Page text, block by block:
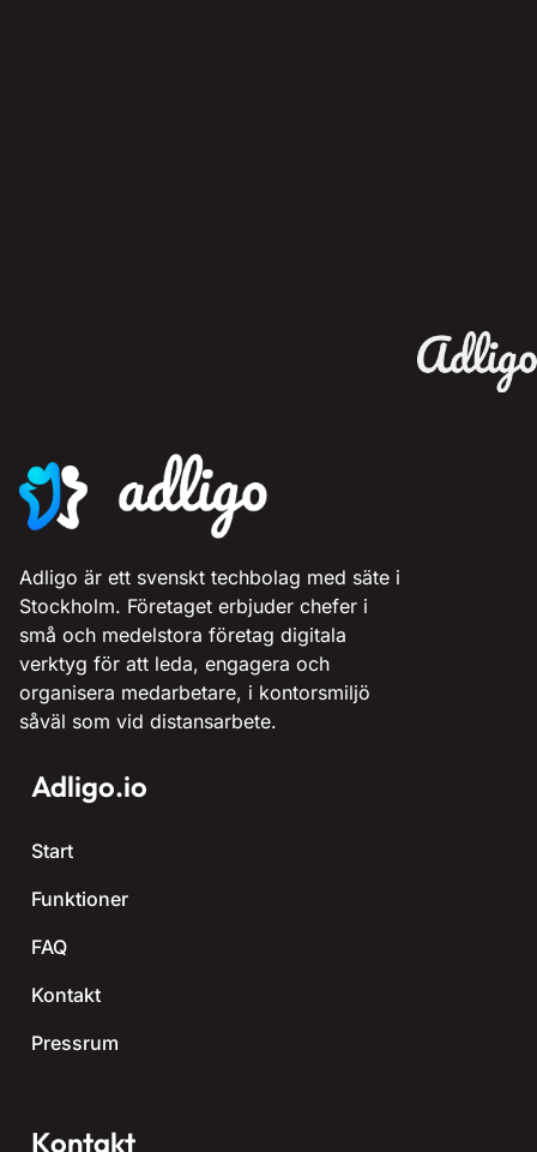
Adligo är ett svenskt techbolag med säte i
Stockholm. Företaget erbjuder chefer i
små och medelstora företag digitala
verktyg för att leda, engagera och
organisera medarbetare, i kontorsmiljö
såväl som vid distansarbete.
Adligo.io
Start
Funktioner
FAQ
Kontakt
Pressrum
Kontakt